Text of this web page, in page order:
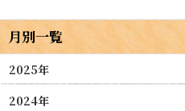
月別一覧
2025年
2024年